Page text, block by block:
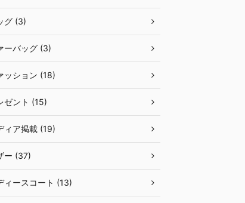
グ (3)
ーバッグ (3)
ッション (18)
ゼント (15)
ィア掲載 (19)
ー (37)
ィースコート (13)